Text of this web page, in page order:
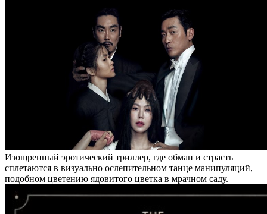
Изощренный эротический триллер, где обман и страсть
сплетаются в визуально ослепительном танце манипуляций,
подобном цветению ядовитого цветка в мрачном саду.